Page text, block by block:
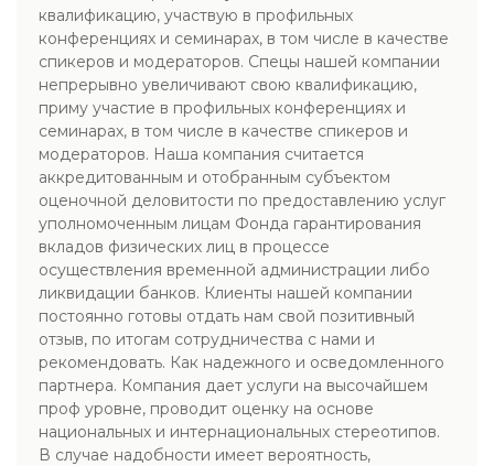
квалификацию, участвую в профильных
конференциях и семинарах, в том числе в качестве
спикеров и модераторов. Спецы нашей компании
непрерывно увеличивают свою квалификацию,
приму участие в профильных конференциях и
семинарах, в том числе в качестве спикеров и
модераторов. Наша компания считается
аккредитованным и отобранным субъектом
оценочной деловитости по предоставлению услуг
уполномоченным лицам Фонда гарантирования
вкладов физических лиц в процессе
осуществления временной администрации либо
ликвидации банков. Клиенты нашей компании
постоянно готовы отдать нам свой позитивный
отзыв, по итогам сотрудничества с нами и
рекомендовать. Как надежного и осведомленного
партнера. Компания дает услуги на высочайшем
проф уровне, проводит оценку на основе
национальных и интернациональных стереотипов.
В случае надобности имеет вероятность,